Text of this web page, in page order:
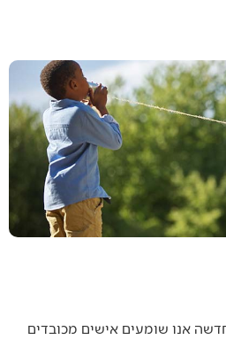
אנו שומעים אישים מכובדים